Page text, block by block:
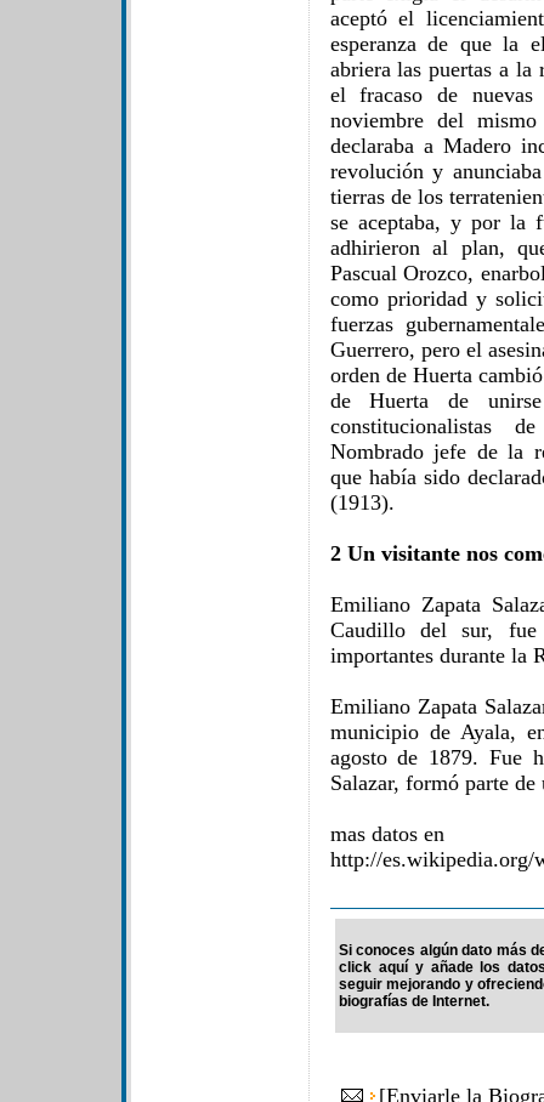
aceptó el
esperanza de que la
abriera las puertas a la
el fracaso de nuevas
noviembre del
declaraba a Madero
revolución y
tierras de los
se aceptaba, y por la
adhirieron al plan,
Pascual Orozco,
como prioridad y
fuerzas
Guerrero, pero el
orden de Huerta
de Huerta de
constitucionalistas
Nombrado jefe de la
que había sido
(1913).
2 Un visitante nos
Emiliano Zapata
Caudillo del sur,
importantes durante la
Emiliano Zapata
municipio de Ayala,
agosto de 1879. Fue
Salazar, formó parte
mas datos en
http://es.wikipedia.org/
Si conoces algún dato más
click aquí y añade los
seguir mejorando y
biografías de Internet.
[Enviarle la